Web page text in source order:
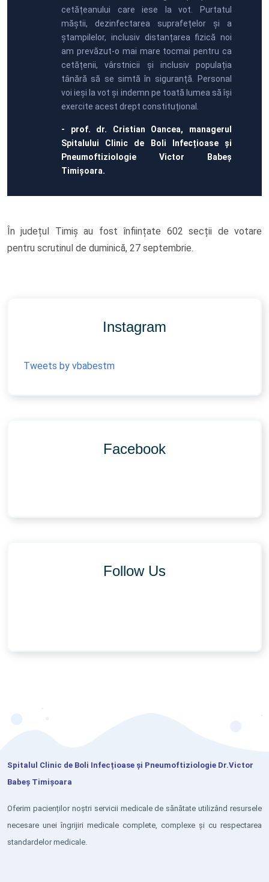
cetățeanului care iese la vot. Purtatul
măștii, dezinfectarea suprafețelor și a
ștampilelor, inclusiv distanțarea fizică noi
am prevăzut-o mai mare tocmai pentru ca
cetățenii, vârstnicii și inclusiv populația
tânără să se simtă în siguranță. Personal
voi ieși la vot și indemn pe toată lumea să își
exercite acest drept constituțional.
- prof. dr. Cristian Oancea, managerul
Spitalului Clinic de Boli Infecțioase și
Pneumoftiziologie Victor Babeș
Timișoara.
În județul Timiș au fost înființate 602 secții de votare
pentru scrutinul de duminică, 27 septembrie.
Instagram
Tweets by vbabestm
Facebook
Follow Us
Spitalul Clinic de Boli Infecțioase și Pneumoftiziologie Dr.Victor
Babeș Timișoara
Oferim pacienților noștri servicii medicale de sănătate utilizând resursele
necesare unei îngrijiri medicale complete, complexe și cu respectarea
standardelor medicale.